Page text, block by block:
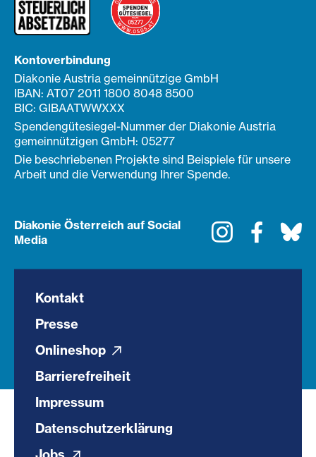
Kontoverbindung
Diakonie Austria gemeinnützige GmbH
IBAN: AT07 2011 1800 8048 8500
BIC: GIBAATWWXXX
Spendengütesiegel-Nummer der Diakonie Austria
gemeinnützigen GmbH: 05277
Die beschriebenen Projekte sind Beispiele für unsere
Arbeit und die Verwendung Ihrer Spende.
Diakonie Österreich auf Social
Media
Instagram
Kontakt
Presse
Onlineshop
Barrierefreiheit
Impressum
Datenschutzerklärung